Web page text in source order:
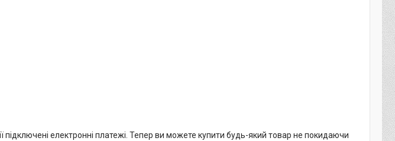
підключені електронні платежі. Тепер ви можете купити будь-який товар не покидаючи